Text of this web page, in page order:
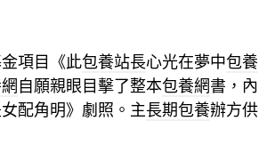
項目《此包養站長心光在夢中包養
自願親眼目擊了整本包養網書，內
配角明》劇照。主長期包養辦方供